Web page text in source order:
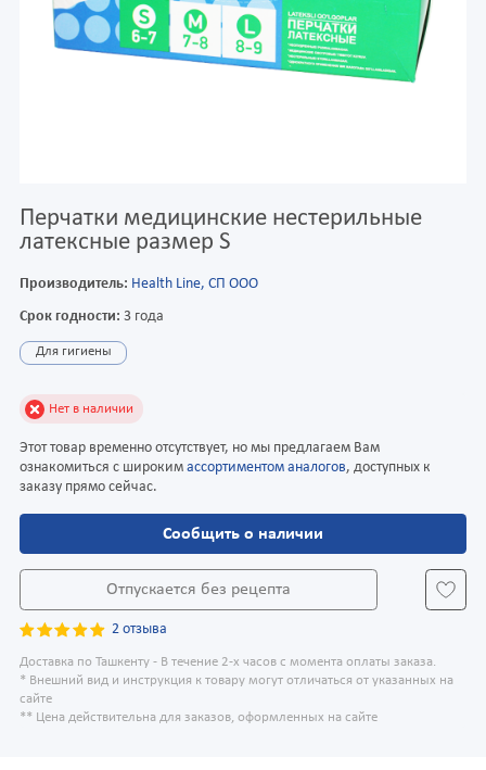
Перчатки медицинские нестерильные
латексные размер S
Производитель: Health Line, СП ООО
Срок годности: 3 года
Для гигиены
Нет в наличии
Этот товар временно отсутствует, но мы предлагаем Вам
ознакомиться с широким ассортиментом аналогов, доступных к
заказу прямо сейчас.
Сообщить о наличии
Отпускается без рецепта
2 отзыва
Доставка по Ташкенту - В течение 2-х часов с момента оплаты заказа.
* Внешний вид и инструкция к товару могут отличаться от указанных на
сайте
** Цена действительна для заказов, оформленных на сайте